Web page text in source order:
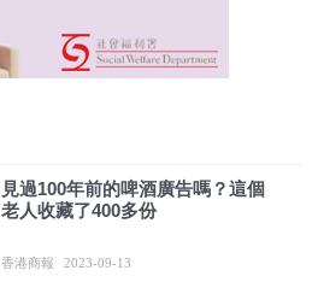
見過100年前的啤酒廣告嗎？這個
老人收藏了400多份
香港商報 2023-09-13